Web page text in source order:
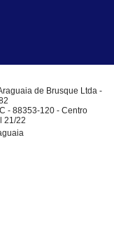
de Brusque Ltda -
- 88353-120 - Centro
21/22